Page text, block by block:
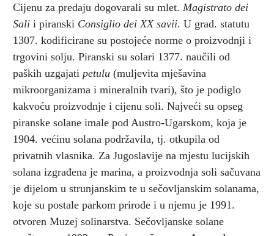
Cijenu za predaju dogovarali su mlet. Magistrato dei
Sali i piranski Consiglio dei XX savii. U grad. statutu
1307. kodificirane su postojeće norme o proizvodnji i
trgovini solju. Piranski su solari 1377. naučili od
paških uzgajati petulu (muljevita mješavina
mikroorganizama i mineralnih tvari), što je podiglo
kakvoću proizvodnje i cijenu soli. Najveći su opseg
piranske solane imale pod Austro-Ugarskom, koja je
1904. većinu solana podržavila, tj. otkupila od
privatnih vlasnika. Za Jugoslavije na mjestu lucijskih
solana izgrađena je marina, a proizvodnja soli sačuvana
je dijelom u strunjanskim te u sečovljanskim solanama,
koje su postale parkom prirode i u njemu je 1991.
otvoren Muzej solinarstva. Sečovljanske solane